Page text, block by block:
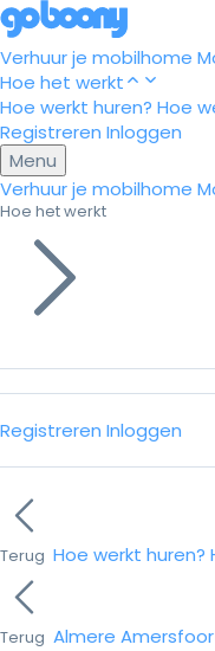
Verhuur je mobilhome
Hoe het werkt
Hoe werkt huren? Hoe
Registreren Inloggen
Menu
Verhuur je mobilhome
Hoe het werkt
Registreren Inloggen
Terug Hoe werkt huren?
Terug Almere